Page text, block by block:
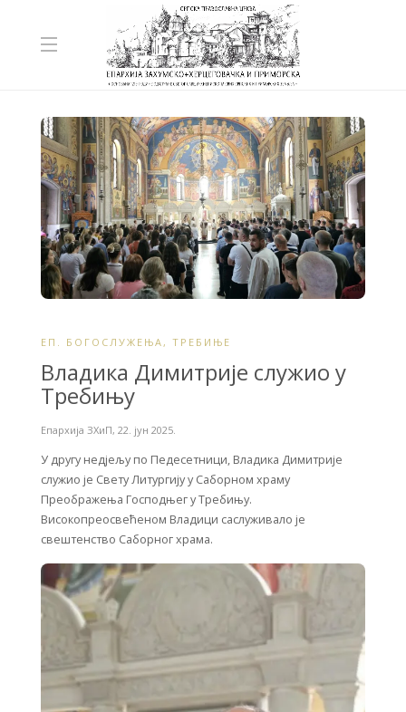
ЕП. БОГОСЛУЖЕЊА, ТРЕБИЊЕ
Владика Димитрије служио у
Требињу
Епархија ЗХиП, 22. јун 2025.
У другу недјељу по Педесетници, Владика Димитрије
служио је Свету Литургију у Саборном храму
Преображења Господњег у Требињу.
Високопреосвећеном Владици саслуживало је
свештенство Саборног храма.